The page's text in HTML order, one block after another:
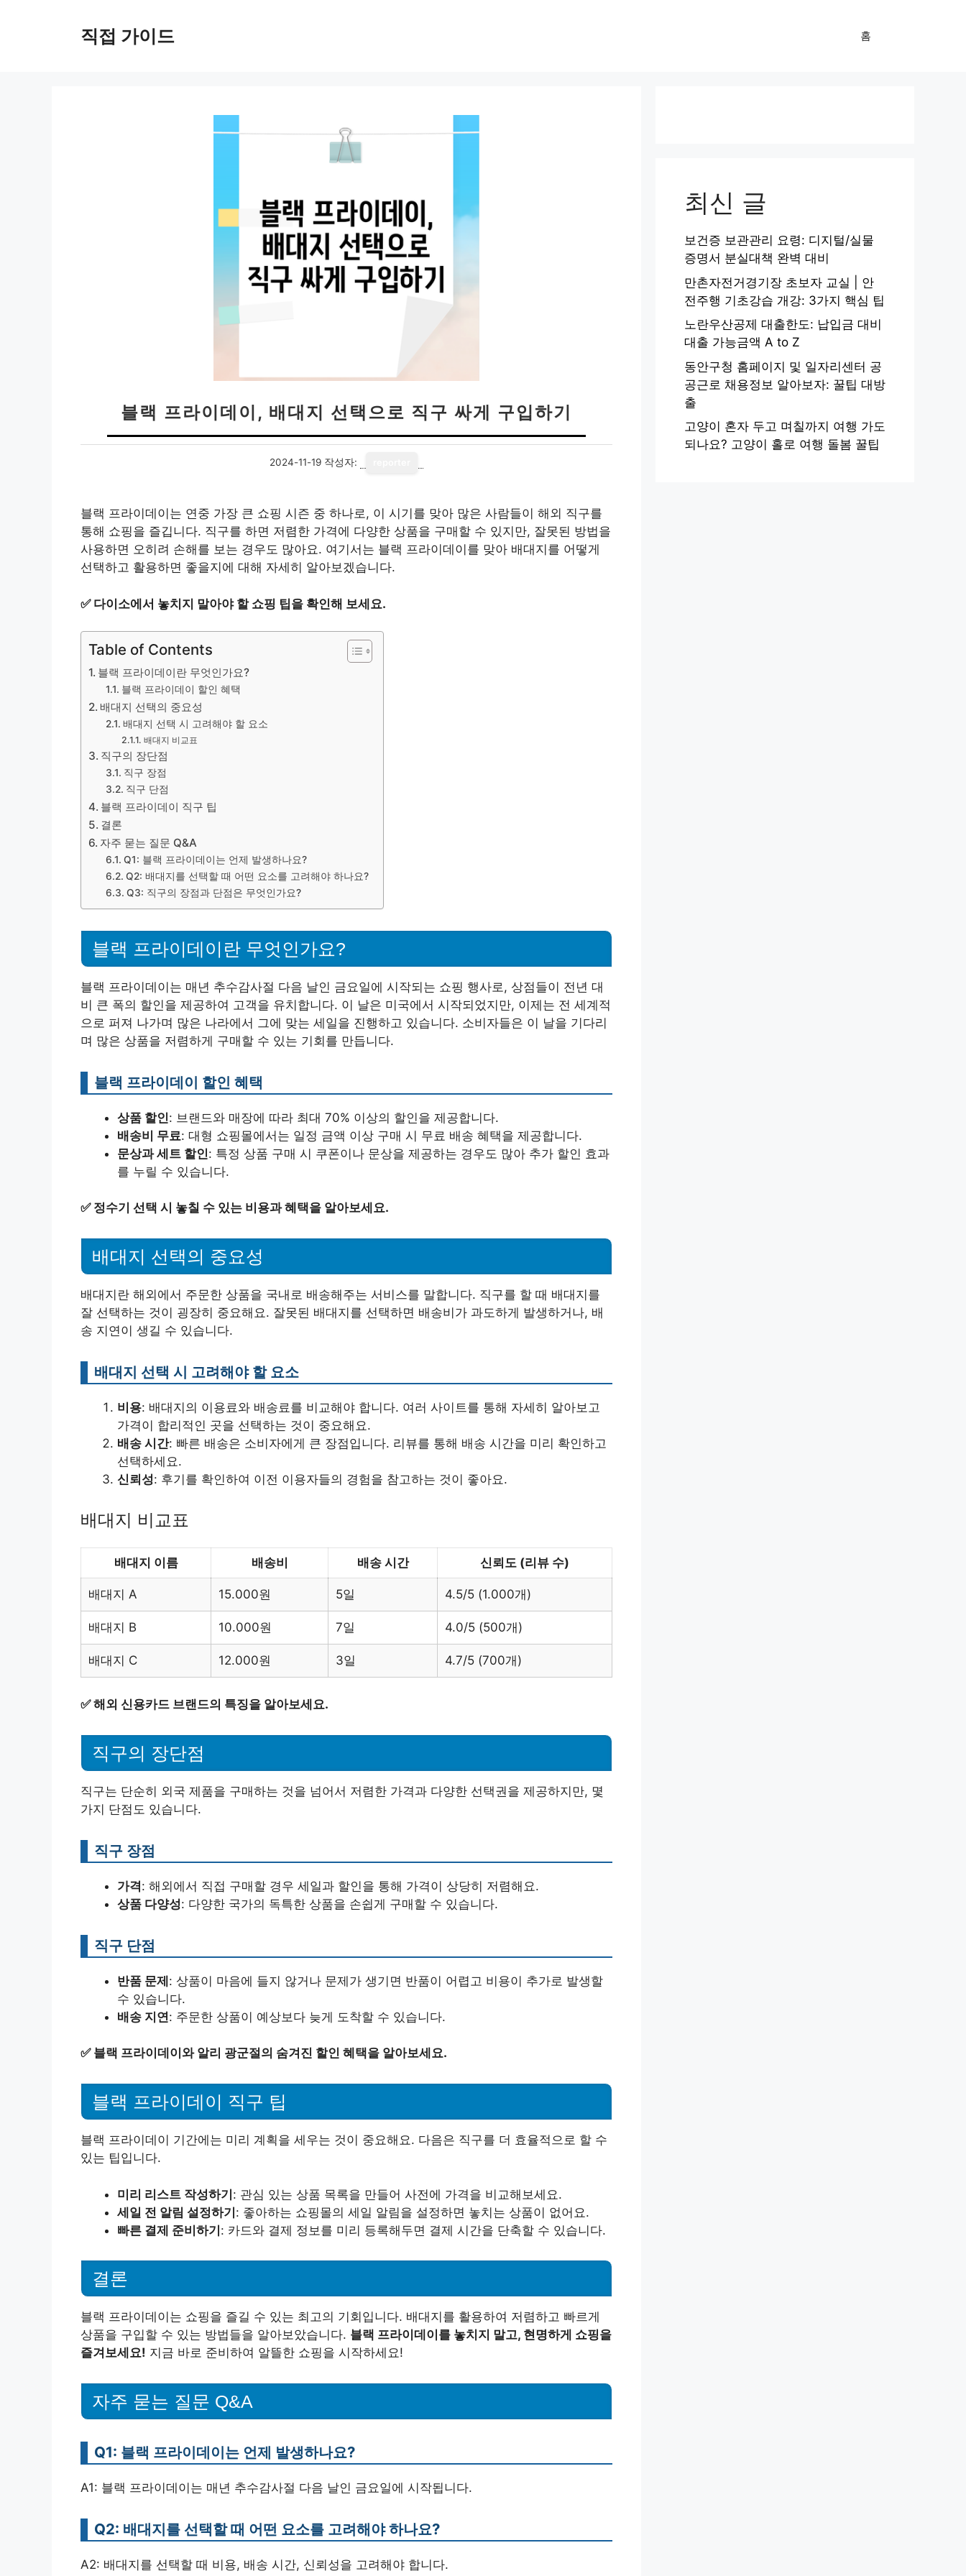
직접 가이드 홈
블랙 프라이데이, 배대지 선택으로 직구 싸게 구입하기
2024-11-19 작성자:
블랙 프라이데이는 연중 가장 큰 쇼핑 시즌 중 하나로, 이 시기를 맞아 많은 사람들이 해외 직구를
통해 쇼핑을 즐깁니다. 직구를 하면 저렴한 가격에 다양한 상품을 구매할 수 있지만, 잘못된 방법을
사용하면 오히려 손해를 보는 경우도 많아요. 여기서는 블랙 프라이데이를 맞아 배대지를 어떻게
선택하고 활용하면 좋을지에 대해 자세히 알아보겠습니다.
✅ 다이소에서 놓치지 말아야 할 쇼핑 팁을 확인해 보세요.
Table of Contents
블랙 프라이데이란 무엇인가요?
블랙 프라이데이 할인 혜택
배대지 선택의 중요성
배대지 선택 시 고려해야 할 요소
배대지 비교표
직구의 장단점
직구 장점
직구 단점
블랙 프라이데이 직구 팁
결론
자주 묻는 질문 Q&A
Q1: 블랙 프라이데이는 언제 발생하나요?
Q2: 배대지를 선택할 때 어떤 요소를 고려해야 하나요?
Q3: 직구의 장점과 단점은 무엇인가요?
블랙 프라이데이란 무엇인가요?
블랙 프라이데이는 매년 추수감사절 다음 날인 금요일에 시작되는 쇼핑 행사로, 상점들이 전년 대
비 큰 폭의 할인을 제공하여 고객을 유치합니다. 이 날은 미국에서 시작되었지만, 이제는 전 세계적
으로 퍼져 나가며 많은 나라에서 그에 맞는 세일을 진행하고 있습니다. 소비자들은 이 날을 기다리
며 많은 상품을 저렴하게 구매할 수 있는 기회를 만듭니다.
블랙 프라이데이 할인 혜택
상품 할인: 브랜드와 매장에 따라 최대 70% 이상의 할인을 제공합니다.
배송비 무료: 대형 쇼핑몰에서는 일정 금액 이상 구매 시 무료 배송 혜택을 제공합니다.
문상과 세트 할인: 특정 상품 구매 시 쿠폰이나 문상을 제공하는 경우도 많아 추가 할인 효과
를 누릴 수 있습니다.
✅ 정수기 선택 시 놓칠 수 있는 비용과 혜택을 알아보세요.
배대지 선택의 중요성
배대지란 해외에서 주문한 상품을 국내로 배송해주는 서비스를 말합니다. 직구를 할 때 배대지를
잘 선택하는 것이 굉장히 중요해요. 잘못된 배대지를 선택하면 배송비가 과도하게 발생하거나, 배
송 지연이 생길 수 있습니다.
배대지 선택 시 고려해야 할 요소
비용: 배대지의 이용료와 배송료를 비교해야 합니다. 여러 사이트를 통해 자세히 알아보고
가격이 합리적인 곳을 선택하는 것이 중요해요.
배송 시간: 빠른 배송은 소비자에게 큰 장점입니다. 리뷰를 통해 배송 시간을 미리 확인하고
선택하세요.
신뢰성: 후기를 확인하여 이전 이용자들의 경험을 참고하는 것이 좋아요.
배대지 비교표
배대지 이름 배송비 배송 시간 신뢰도 (리뷰 수)
배대지 A 15.000원 5일 4.5/5 (1.000개)
배대지 B 10.000원 7일 4.0/5 (500개)
배대지 C 12.000원 3일 4.7/5 (700개)
✅해외 신용카드 브랜드의 특징을 알아보세요.
직구의 장단점
직구는 단순히 외국 제품을 구매하는 것을 넘어서 저렴한 가격과 다양한 선택권을 제공하지만, 몇
가지 단점도 있습니다.
직구 장점
가격: 해외에서 직접 구매할 경우 세일과 할인을 통해 가격이 상당히 저렴해요.
상품 다양성: 다양한 국가의 독특한 상품을 손쉽게 구매할 수 있습니다.
직구 단점
반품 문제: 상품이 마음에 들지 않거나 문제가 생기면 반품이 어렵고 비용이 추가로 발생할
수 있습니다.
배송 지연: 주문한 상품이 예상보다 늦게 도착할 수 있습니다.
✅ 블랙 프라이데이와 알리 광군절의 숨겨진 할인 혜택을 알아보세요.
블랙 프라이데이 직구 팁
블랙 프라이데이 기간에는 미리 계획을 세우는 것이 중요해요. 다음은 직구를 더 효율적으로 할 수
있는 팁입니다.
미리 리스트 작성하기: 관심 있는 상품 목록을 만들어 사전에 가격을 비교해보세요.
세일 전 알림 설정하기: 좋아하는 쇼핑몰의 세일 알림을 설정하면 놓치는 상품이 없어요.
빠른 결제 준비하기: 카드와 결제 정보를 미리 등록해두면 결제 시간을 단축할 수 있습니다.
결론
블랙 프라이데이는 쇼핑을 즐길 수 있는 최고의 기회입니다. 배대지를 활용하여 저렴하고 빠르게
상품을 구입할 수 있는 방법들을 알아보았습니다. 블랙 프라이데이를 놓치지 말고, 현명하게 쇼핑을
즐겨보세요! 지금 바로 준비하여 알뜰한 쇼핑을 시작하세요!
자주 묻는 질문 Q&A
Q1: 블랙 프라이데이는 언제 발생하나요?
A1: 블랙 프라이데이는 매년 추수감사절 다음 날인 금요일에 시작됩니다.
Q2: 배대지를 선택할 때 어떤 요소를 고려해야 하나요?
A2: 배대지를 선택할 때 비용, 배송 시간, 신뢰성을 고려해야 합니다.
최신 글
보건증 보관관리 요령: 디지털/실물
증명서 분실대책 완벽 대비
만촌자전거경기장 초보자 교실 | 안
전주행 기초강습 개강: 3가지 핵심 팁
노란우산공제 대출한도: 납입금 대비
대출 가능금액 A to Z
동안구청 홈페이지 및 일자리센터 공
공근로 채용정보 알아보자: 꿀팁 대방
출
고양이 혼자 두고 며칠까지 여행 가도
되나요? 고양이 홀로 여행 돌봄 꿀팁